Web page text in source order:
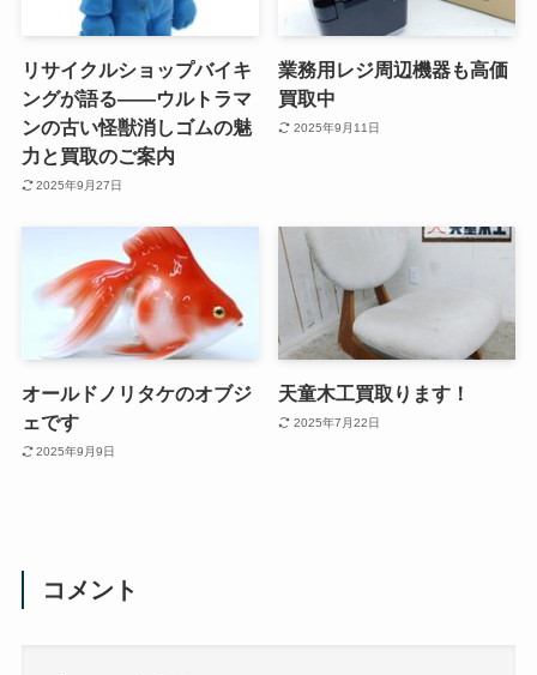
リサイクルショップバイキ
ングが語る——ウルトラマ
ンの古い怪獣消しゴムの魅
力と買取のご案内
2025年9月27日
業務用レジ周辺機器も高価
買取中
2025年9月11日
オールドノリタケのオブジ
ェです
2025年9月9日
天童木工買取ります！
2025年7月22日
コメント